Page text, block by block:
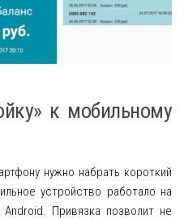
к мобильному
нужно набрать короткий
устройство работало на
Привязка позволит не